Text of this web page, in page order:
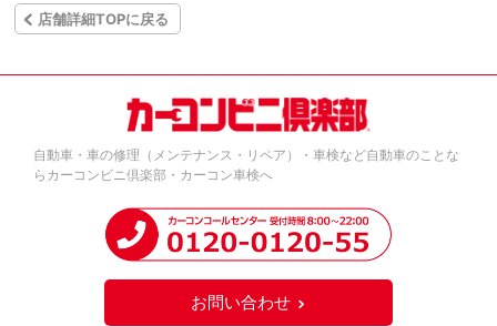
店舗詳細TOPに戻る
自動車・車の修理（メンテナンス・リペア）・車検など自動車のことな
らカーコンビニ倶楽部・カーコン車検へ
お問い合わせ